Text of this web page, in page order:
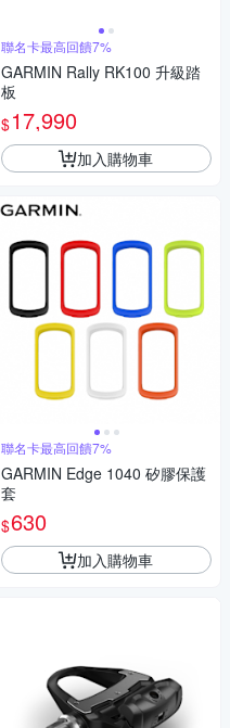
聯名卡最高回饋7%
GARMIN Rally RK100 升級踏
板
$17,990
加入購物車
聯名卡最高回饋7%
GARMIN Edge 1040 矽膠保護
套
$630
加入購物車